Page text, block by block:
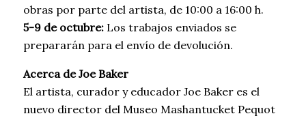
obras por parte del artista, de 10:00 a 16:00 h.
5-9 de octubre:Los trabajos enviados se
prepararán para el envío de devolución.
Acerca de Joe Baker
El artista, curador y educador Joe Baker es el
nuevo director del Museo Mashantucket Pequot